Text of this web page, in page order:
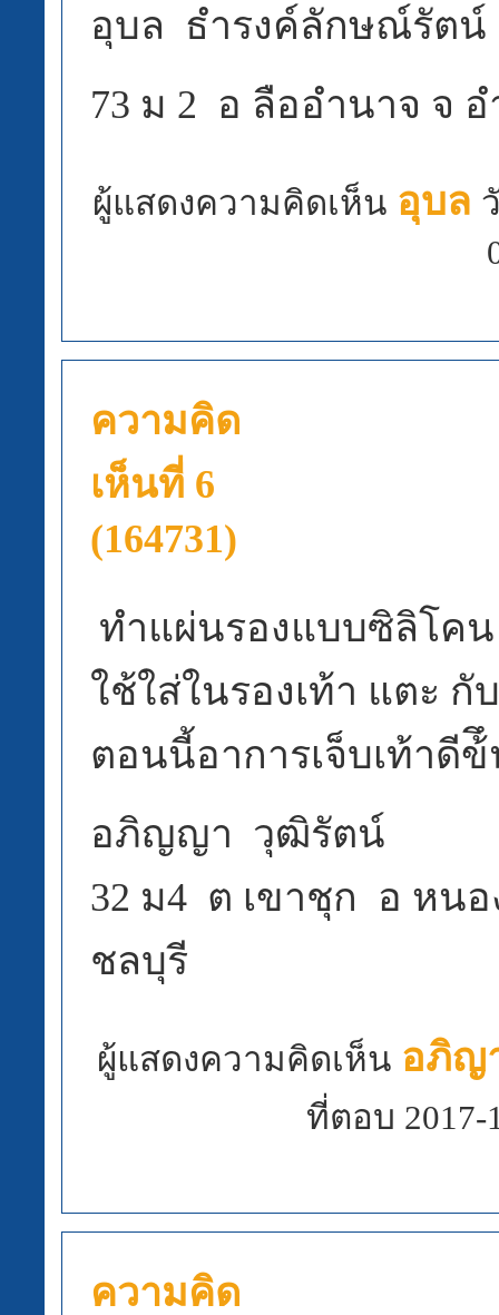
อุบล ธำรงค์ลักษณ์รัตน์
73 ม 2 อ ลืออำนาจ จ
ผู้แสดงความคิดเห็น อุบล
ความคิด
เห็นที่ 6
(164731)
ทำแผ่นรองแบบซิลิโคน
ใช้ใส่ในรองเท้า แตะ กั
ตอนนี้อาการเจ็บเท้าดี
อภิญญา วุฒิรัตน์
32 ม4 ต เขาชุก อ หน
ชลบุรี
ผู้แสดงความคิดเห็น อภิญ
ที่ตอบ 2017-
ความคิด